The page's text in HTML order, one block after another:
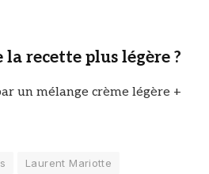
recette plus légère ?
un mélange crème légère +
Laurent Mariotte